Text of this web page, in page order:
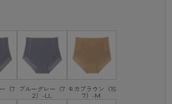
丈、LL…34cm丈
ーカバー～
ップ×お腹押さえ
た女性に向けたショーツブランドです。
（7
ブルーグレー（7
2）-LL
モカブラウン（15
7）-M